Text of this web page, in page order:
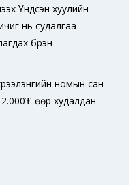
Үндсэн хуулийн
нь судалгаа
бүрэн
номын сан
өөр худалдан